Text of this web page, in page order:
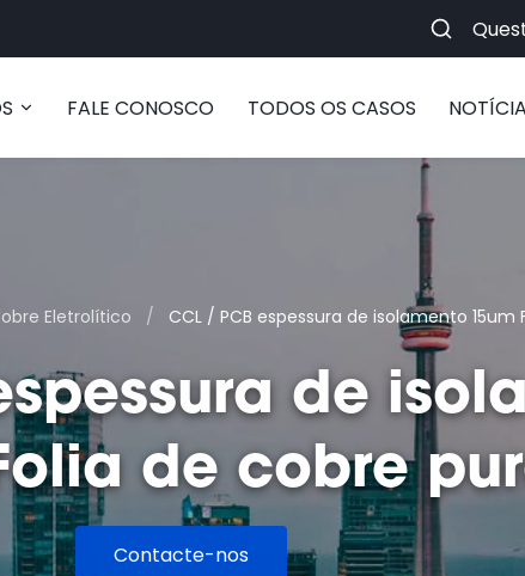
FALE CONOSCO TODOS OS CASOS
Eletrolítico / CCL / PCB espessura de isolamento 15um
de
de cobre
Contacte-nos